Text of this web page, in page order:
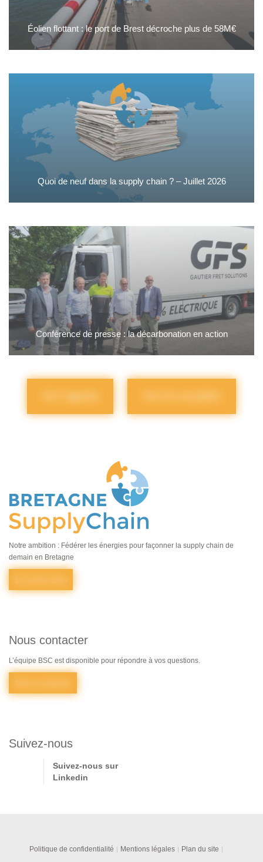
Éolien flottant : le port de Brest décroche plus de 58M€
Quoi de neuf dans la supply chain ? – Juillet 2026
Conférence de presse : la décarbonation en action
Notre ambition : Fédérer les énergies pour façonner la supply chain de
demain en Bretagne
Nous contacter
L’équipe BSC est disponible pour répondre à vos questions.
Suivez-nous
Suivez-nous sur
Linkedin
Politique de confidentialité Mentions légales Plan du site